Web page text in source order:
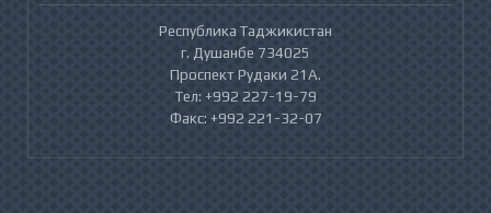
Республика Таджикистан
г. Душанбе 734025
Проспект Рудаки 21А.
Тел: +992 227-19-79
Факс: +992 221-32-07